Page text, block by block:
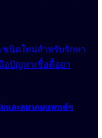
นิดใหม่สำหรับรักษา
อปัญหาเชื้อดื้อยา
ยและสมาคมแพทย์ฯ